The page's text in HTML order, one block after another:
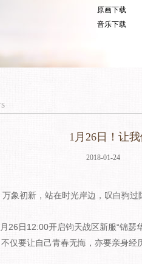
原画下载
音乐下载
1月26日！让
2018-01-24
初新，站在时光岸边，叹白驹过
日12:00开启钧天战区新服“锦瑟
仅要让自己青春无悔，亦要亲身经